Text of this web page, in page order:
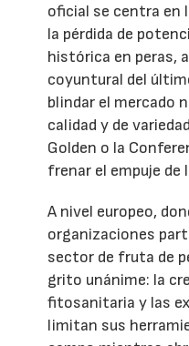
oficial se centra en
la pérdida de
histórica en peras,
coyuntural del
blindar el mercado
calidad y de
Golden o la
frenar el empuje
A nivel europeo,
organizaciones
sector de fruta de
grito unánime: la
fitosanitaria y las
limitan sus